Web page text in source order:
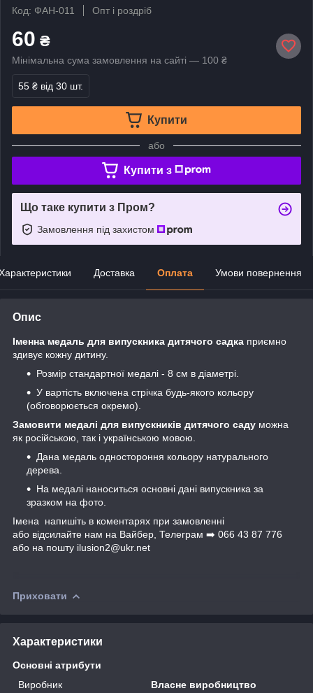
Код: ФАН-011
Опт і роздріб
60 ₴
Мінімальна сума замовлення на сайті — 100 ₴
55 ₴ від 30 шт.
Купити
або
Купити з
Що таке купити з Пром?
Замовлення під захистом
Доставка Оплата Умови повернення
Опис
Іменна медаль для випускника дитячого садка приємно
здивує кожну дитину.
Розмір стандартної медалі - 8 см в діаметрі.
У вартість включена стрічка будь-якого кольору
(обговорюється окремо).
Замовити медалі для випускників дитячого саду можна
як російською, так і українською мовою.
Дана медаль одностороння кольору натурального
дерева.
На медалі наноситься основні дані випускника за
зразком на фото.
Імена напишіть в коментарях при замовленні
або відсилайте нам на Вайбер, Телеграм ➡️ 066 43 87 776
або на пошту ilusion2@ukr.net
Приховати
Характеристики
Основні атрибути
Виробник
Власне виробництво